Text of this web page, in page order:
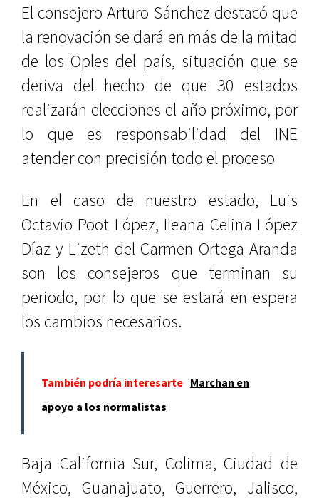
El consejero Arturo Sánchez destacó que
la renovación se dará en más de la mitad
de los Oples del país, situación que se
deriva del hecho de que 30 estados
realizarán elecciones el año próximo, por
lo que es responsabilidad del INE
atender con precisión todo el proceso
En el caso de nuestro estado, Luis
Octavio Poot López, Ileana Celina López
Díaz y Lizeth del Carmen Ortega Aranda
son los consejeros que terminan su
periodo, por lo que se estará en espera
los cambios necesarios.
También podría interesarte Marchan en
apoyo a los normalistas
Baja California Sur, Colima, Ciudad de
México, Guanajuato, Guerrero, Jalisco,